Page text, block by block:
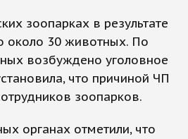
зоопарках в результате
около 30 животных. По
возбуждено уголовное
что причиной ЧП
зоопарков.
органах отметили, что